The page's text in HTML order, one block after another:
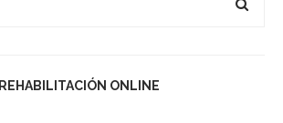
REHABILITACIÓN ONLINE